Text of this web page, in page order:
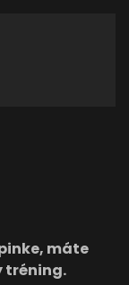
máte
tréning.